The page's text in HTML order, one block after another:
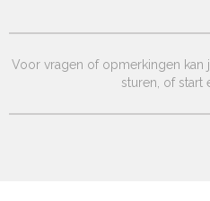
Voor vragen of opmerkingen kan
sturen, of start